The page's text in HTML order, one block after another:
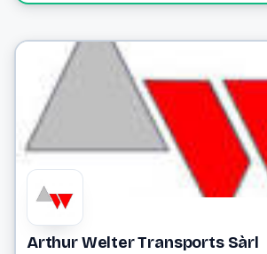
Arthur Welter Transports Sàrl